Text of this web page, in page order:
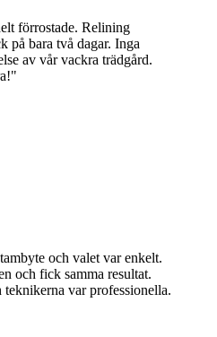
förrostade. Relining
på bara två dagar. Inga
av vår vackra trädgård.
"
och valet var enkelt.
och fick samma resultat.
teknikerna var professionella.